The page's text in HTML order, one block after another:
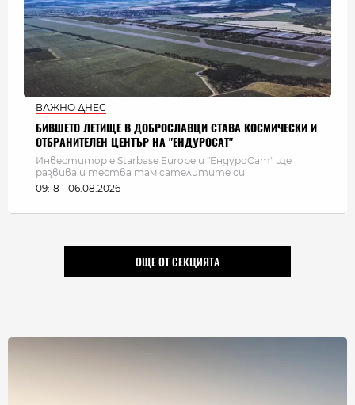
ВАЖНО ДНЕС
БИВШЕТО ЛЕТИЩЕ В ДОБРОСЛАВЦИ СТАВА КОСМИЧЕСКИ И
ОТБРАНИТЕЛЕН ЦЕНТЪР НА "ЕНДУРОСАТ"
Инвеститор е Starbase Europe и "ЕндуроСат" ще
развива и тества там сателитите си
09:18 - 06.08.2026
ОЩЕ ОТ СЕКЦИЯТА